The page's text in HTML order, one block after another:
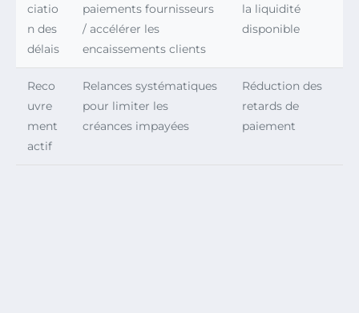
ciatio
n des
délais
paiements fournisseurs
/ accélérer les
encaissements clients
la liquidité
disponible
Reco
uvre
ment
actif
Relances systématiques
pour limiter les
créances impayées
Réduction des
retards de
paiement